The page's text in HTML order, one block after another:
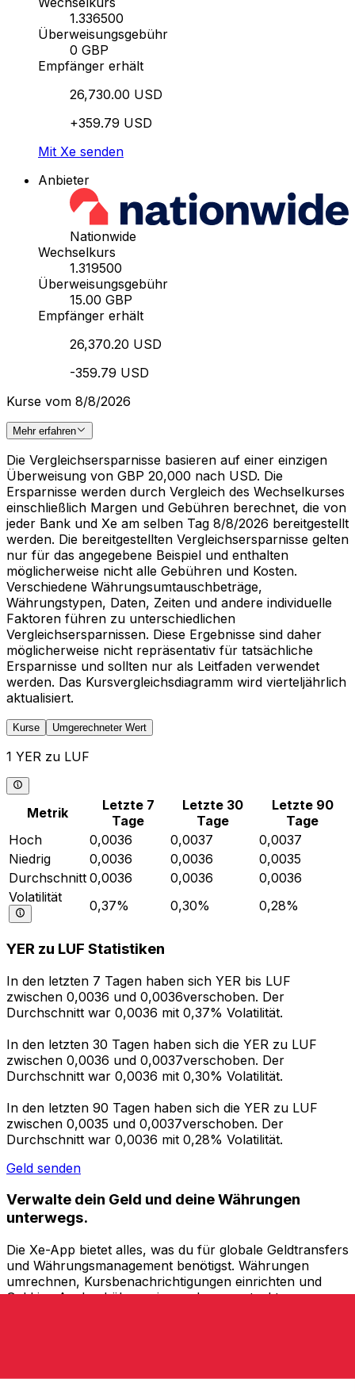
1.336500
Überweisungsgebühr
0 GBP
Empfänger erhält
26,730.00 USD
+359.79 USD
Mit Xe senden
Anbieter
Nationwide
Wechselkurs
1.319500
Überweisungsgebühr
15.00 GBP
Empfänger erhält
26,370.20 USD
-359.79 USD
Kurse vom 8/8/2026
Mehr erfahren
Die Vergleichsersparnisse basieren auf einer einzigen
Überweisung von GBP 20,000 nach USD. Die
Ersparnisse werden durch Vergleich des Wechselkurses
einschließlich Margen und Gebühren berechnet, die von
jeder Bank und Xe am selben Tag 8/8/2026 bereitgestellt
werden. Die bereitgestellten Vergleichsersparnisse gelten
nur für das angegebene Beispiel und enthalten
möglicherweise nicht alle Gebühren und Kosten.
Verschiedene Währungsumtauschbeträge,
Währungstypen, Daten, Zeiten und andere individuelle
Faktoren führen zu unterschiedlichen
Vergleichsersparnissen. Diese Ergebnisse sind daher
möglicherweise nicht repräsentativ für tatsächliche
Ersparnisse und sollten nur als Leitfaden verwendet
werden. Das Kursvergleichsdiagramm wird vierteljährlich
aktualisiert.
Kurse Umgerechneter Wert
1 YER zu LUF
Metrik
Letzte 7
Tage
Letzte 30
Tage
Letzte 90
Tage
Hoch
0,0036 0,0037
0,0037
Niedrig
0,0036 0,0036
0,0035
Durchschnitt 0,0036 0,0036
0,0036
Volatilität
0,37% 0,30% 0,28%
YER zu LUF Statistiken
In den letzten 7 Tagen haben sich YER bis LUF
zwischen 0,0036 und 0,0036verschoben. Der
Durchschnitt war 0,0036 mit 0,37% Volatilität.
In den letzten 30 Tagen haben sich die YER zu LUF
zwischen 0,0036 und 0,0037verschoben. Der
Durchschnitt war 0,0036 mit 0,30% Volatilität.
In den letzten 90 Tagen haben sich die YER zu LUF
zwischen 0,0035 und 0,0037verschoben. Der
Durchschnitt war 0,0036 mit 0,28% Volatilität.
Geld senden
Verwalte dein Geld und deine Währungen
unterwegs.
Die Xe-App bietet alles, was du für globale Geldtransfers
und Währungsmanagement benötigst. Währungen
umrechnen, Kursbenachrichtigungen einrichten und
Geld ins Ausland überweisen, ohne versteckte